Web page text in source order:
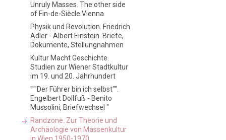
Unruly Masses. The other side
of Fin-de-Siècle Vienna
Physik und Revolution. Friedrich
Adler - Albert Einstein. Briefe,
Dokumente, Stellungnahmen
Kultur Macht Geschichte.
Studien zur Wiener Stadtkultur
im 19. und 20. Jahrhundert
"""Der Führer bin ich selbst"".
Engelbert Dollfuß - Benito
Mussolini, Briefwechsel "
Randzone. Zur Theorie und
Archäologie von Massenkultur